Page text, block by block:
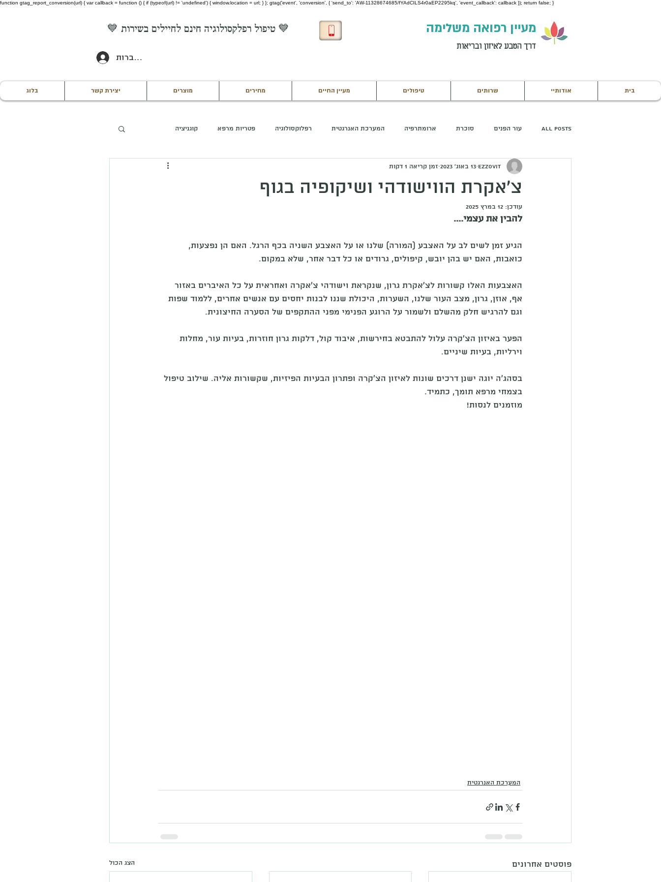
function gtag_report_conversion(url) { var callback = function () { if (typeof(url) != 'undefined') { window.location = url; } }; gtag('event', 'conversion', { 'send_to': 'AW-11328674685/fYAdCILS4r0aEP2295kq', 'event_callback': callback }); return false; }
💙 טיפול רפלקסולוגיה חינם לחיילים בשירות 💙
להתחברות
מעיין רפואה משלימה
דרך הטבע לאיזון ובריאות
בית אודותיי שרותים טיפולים מעיין החיים מחירים מוצרים יצירת קשר בלוג
All Posts עור הפנים סוכרת ארומתרפיה המערכת האנרגטית רפלוקסולוגיה פטריות מרפא קוגניציה
טיפול מקדים
צ'אקרת הווישודהי ושיקופיה בגוף
ezzovit 13 באוג׳ 2023 זמן קריאה 1 דקות
עודכן: 12 במרץ 2025
להבין את עצמי....
הגיע זמן לשים לב על האצבע (המורה) שלנו או על האצבע השניה בכף הרגל. האם הן נפצעות,
כואבות, האם יש בהן יובש, קיפולים, גרודים או כל דבר אחר, שלא במקום.
האצבעות האלו קשורות לצ'אקרת גרון, שנקראת וישודהי צ'אקרה ואחראית על כל האיברים באזור
אף, אוזן, גרון, מצב העור שלנו, השערות, היכולת שננו לבנות יחסים עם אנשים אחרים, ללמוד שפות
וגם להרגיש חלק מהשלם ולשמור על הרוגע הפנימי מפני ההתקפים של הסערה החיצונית.
הפער באיזון הצ'קרה עלול להתבטא בחירשות, איבוד קול, דלקות גרון חוזרות, בעיות עור, מחלות
וירליות, בעיות שיניים.
בסהג'ה יוגה ישנן דרכים שונות לאיזון הצ'קרה ופתרון הבעיות הפיזיות, שקשורות אליה. שילוב טיפול
בצמחי מרפא תומך, כתמיד.
מוזמנים לנסות!
המערכת האנרגטית
פוסטים אחרונים הצג הכול